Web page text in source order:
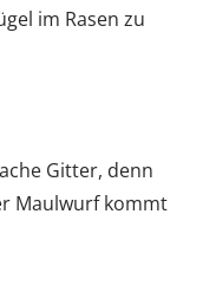
im Rasen zu
Gitter, denn
Maulwurf kommt